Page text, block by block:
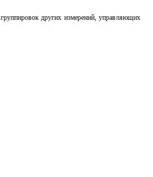
других измерений, управляющих